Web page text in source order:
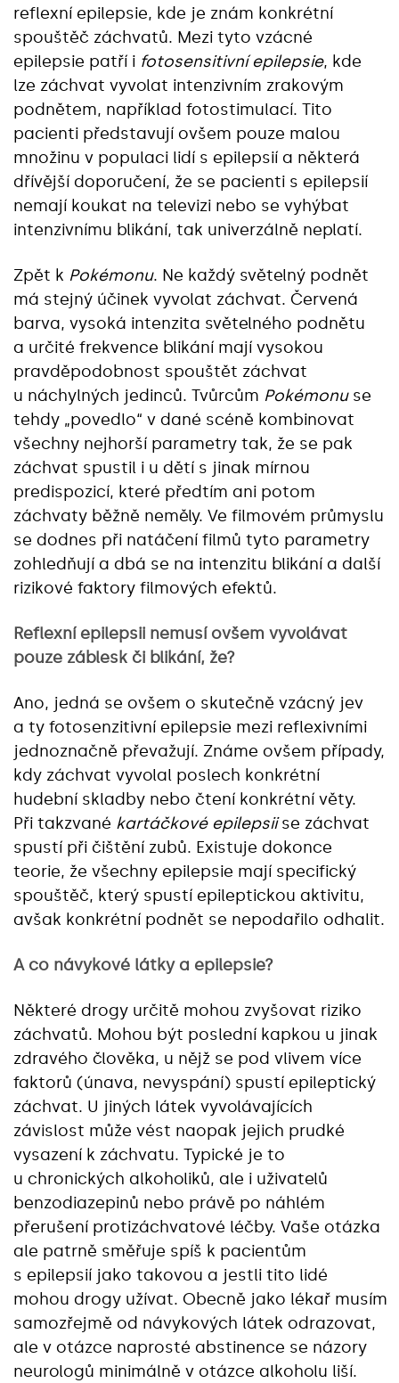
reflexní epilepsie, kde je znám konkrétní
spouštěč záchvatů. Mezi tyto vzácné
epilepsie patří i fotosensitivní epilepsie, kde
lze záchvat vyvolat intenzivním zrakovým
podnětem, například fotostimulací. Tito
pacienti představují ovšem pouze malou
množinu v populaci lidí s epilepsií a některá
dřívější doporučení, že se pacienti s epilepsií
nemají koukat na televizi nebo se vyhýbat
intenzivnímu blikání, tak univerzálně neplatí.
Zpět k Pokémonu. Ne každý světelný podnět
má stejný účinek vyvolat záchvat. Červená
barva, vysoká intenzita světelného podnětu
a určité frekvence blikání mají vysokou
pravděpodobnost spouštět záchvat
u náchylných jedinců. Tvůrcům Pokémonuse
tehdy „povedlo“ v dané scéně kombinovat
všechny nejhorší parametry tak, že se pak
záchvat spustil i u dětí s jinak mírnou
predispozicí, které předtím ani potom
záchvaty běžně neměly. Ve filmovém průmyslu
se dodnes při natáčení filmů tyto parametry
zohledňují a dbá se na intenzitu blikání a další
rizikové faktory filmových efektů.
Reflexní epilepsii nemusí ovšem vyvolávat
pouze záblesk či blikání, že?
Ano, jedná se ovšem o skutečně vzácný jev
a ty fotosenzitivní epilepsie mezi reflexivními
jednoznačně převažují. Známe ovšem případy,
kdy záchvat vyvolal poslech konkrétní
hudební skladby nebo čtení konkrétní věty.
Při takzvané kartáčkové epilepsiise záchvat
spustí při čištění zubů. Existuje dokonce
teorie, že všechny epilepsie mají specifický
spouštěč, který spustí epileptickou aktivitu,
avšak konkrétní podnět se nepodařilo odhalit.
A co návykové látky a epilepsie?
Některé drogy určitě mohou zvyšovat riziko
záchvatů. Mohou být poslední kapkou u jinak
zdravého člověka, u nějž se pod vlivem více
faktorů (únava, nevyspání) spustí epileptický
záchvat. U jiných látek vyvolávajících
závislost může vést naopak jejich prudké
vysazení k záchvatu. Typické je to
u chronických alkoholiků, ale i uživatelů
benzodiazepinů nebo právě po náhlém
přerušení protizáchvatové léčby. Vaše otázka
ale patrně směřuje spíš k pacientům
s epilepsií jako takovou a jestli tito lidé
mohou drogy užívat. Obecně jako lékař musím
samozřejmě od návykových látek odrazovat,
ale v otázce naprosté abstinence se názory
neurologů minimálně v otázce alkoholu liší.